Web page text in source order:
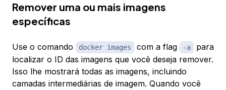
Remover uma ou mais imagens
específicas
Use o comando docker images com a flag -a
para
localizar o ID das imagens que você deseja remover.
Isso lhe mostrará todas as imagens, incluindo
camadas intermediárias de imagem. Quando você